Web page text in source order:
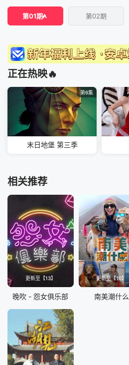
第01期 第02期
正在热映🔥
第6集
末日地堡 第三季
相关推荐
更新至【13】
晚吹 - 怨女俱乐部
更新至【10】
南美潮什么